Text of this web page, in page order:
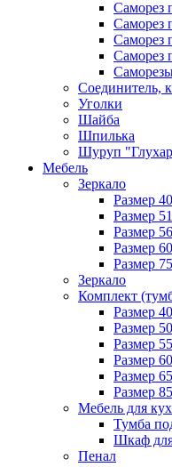
Саморез
Саморез
Саморез
Саморез
Соединитель,
Уголки
Шайба
Шпилька
Шуруп
Мебель
Зеркало
Размер
Размер
Размер
Размер
Размер
Зеркало
Комплект
Размер
Размер
Размер
Размер
Размер
Размер
Мебель для
Тумба
Шкаф
Пенал